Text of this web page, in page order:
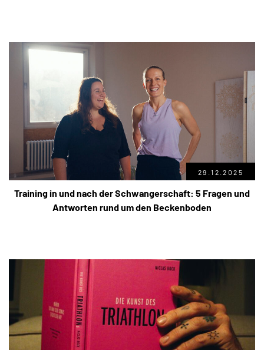
29.12.2025
Training in und nach der Schwangerschaft: 5 Fragen und
Antworten rund um den Beckenboden